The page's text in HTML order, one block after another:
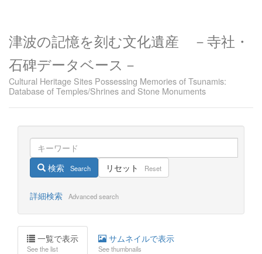
津波の記憶を刻む文化遺産 －寺社・
石碑データベース－
Cultural Heritage Sites Possessing Memories of Tsunamis:
Database of Temples/Shrines and Stone Monuments
検索 Search リセット Reset
詳細検索 Advanced search
一覧で表示
See the list
サムネイルで表示
See thumbnails